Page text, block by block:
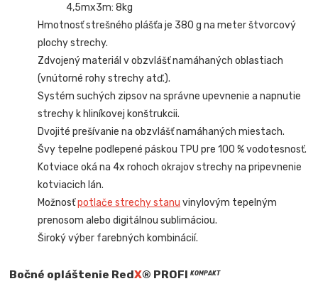
4,5mx3m: 8kg
Hmotnosť strešného plášťa je 380 g na meter štvorcový
plochy strechy.
Zdvojený materiál v obzvlášť namáhaných oblastiach
(vnútorné rohy strechy atď.).
Systém suchých zipsov na správne upevnenie a napnutie
strechy k hliníkovej konštrukcii.
Dvojité prešívanie na obzvlášť namáhaných miestach.
Švy tepelne podlepené páskou TPU pre 100 % vodotesnosť.
Kotviace oká na 4x rohoch okrajov strechy na pripevnenie
kotviacich lán.
Možnosťpotlače strechy stanu vinylovým tepelným
prenosom alebo digitálnou sublimáciou.
Široký výber farebných kombinácií.
Bočné opláštenie RedX® PROFIKOMPAKT